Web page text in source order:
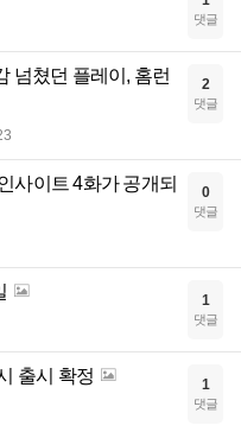
댓글
넘쳤던 플레이, 홈런
2
댓글
사이트 4화가 공개되
0
댓글
1
댓글
출시 확정 1
댓글